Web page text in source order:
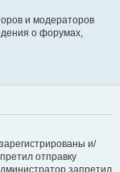
и модераторов
о форумах,
и/
отправку